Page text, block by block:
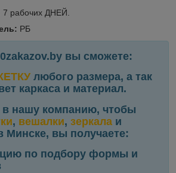
7 рабочих ДНЕЙ.
РБ
вы сможете:
любого размера, а так
каркаса и материал.
нашу компанию, чтобы
, вешалки, зеркала и
Минске, вы получаете:
по подбору формы и